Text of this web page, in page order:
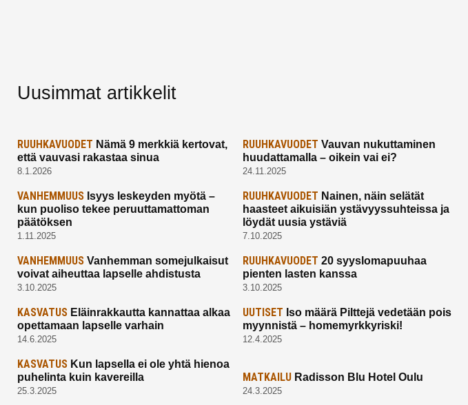
Uusimmat artikkelit
RUUHKAVUODET Nämä 9 merkkiä kertovat,
että vauvasi rakastaa sinua
8.1.2026
RUUHKAVUODET Vauvan nukuttaminen
huudattamalla – oikein vai ei?
24.11.2025
VANHEMMUUS Isyys leskeyden myötä –
kun puoliso tekee peruuttamattoman
päätöksen
1.11.2025
RUUHKAVUODET Nainen, näin selätät
haasteet aikuisiän ystävyyssuhteissa ja
löydät uusia ystäviä
7.10.2025
VANHEMMUUS Vanhemman somejulkaisut
voivat aiheuttaa lapselle ahdistusta
3.10.2025
RUUHKAVUODET 20 syyslomapuuhaa
pienten lasten kanssa
3.10.2025
KASVATUS Eläinrakkautta kannattaa alkaa
opettamaan lapselle varhain
14.6.2025
UUTISET Iso määrä Pilttejä vedetään pois
myynnistä – homemyrkkyriski!
12.4.2025
KASVATUS Kun lapsella ei ole yhtä hienoa
puhelinta kuin kavereilla
25.3.2025
MATKAILU Radisson Blu Hotel Oulu
24.3.2025